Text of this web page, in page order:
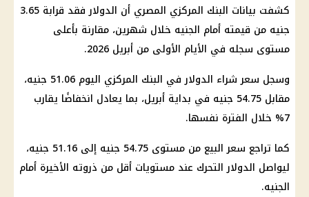
كشفت بيانات البنك المركزي المصري أن الدولار
فقد قرابة 3.65
جنيه من قيمته أمام الجنيه خلال شهرين، مقارنة بأعلى
مستوى سجله في الأيام الأولى من أبريل 2026.
وسجل سعر شراء الدولار في البنك المركزي
اليوم 51.06 جنيه،
مقابل 54.75 جنيه في بداية أبريل، بما يعادل انخفاضًا يقارب
7% خلال الفترة نفسها.
كما تراجع سعر البيع من مستوى 54.75 جنيه إلى 51.16 جنيه،
ليواصل الدولارالتحرك عند مستويات أقل من ذروته الأخيرة أمام
الجنيه.